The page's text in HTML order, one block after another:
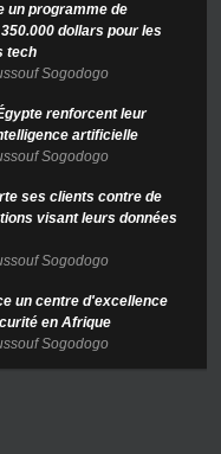
un programme de
dollars pour les
tech
Sogodogo
renforcent leur
artificielle
Sogodogo
ses clients contre de
visant leurs données
Sogodogo
un centre d'excellence
en Afrique
Sogodogo